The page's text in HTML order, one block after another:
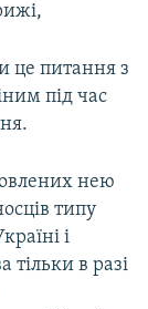
це питання з
під час
нею
типу
і
тільки в разі